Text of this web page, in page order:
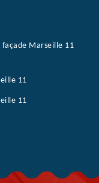
Marseille 11
11
11